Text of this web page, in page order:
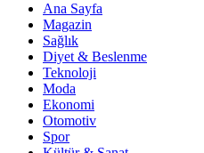
Ana Sayfa
Magazin
Sağlık
Diyet & Beslenme
Teknoloji
Moda
Ekonomi
Otomotiv
Spor